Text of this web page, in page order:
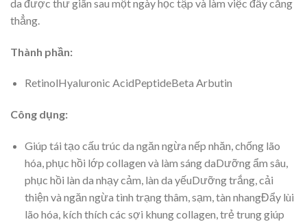
da được thư giãn sau một ngày học tập và làm việc đầy căng
thẳng.
Thành phần:
RetinolHyaluronic AcidPeptideBeta Arbutin
Công dụng:
Giúp tái tạo cấu trúc da ngăn ngừa nếp nhăn, chống lão
hóa, phục hồi lớp collagen và làm sáng daDưỡng ẩm sâu,
phục hồi làn da nhạy cảm, làn da yếuDưỡng trắng, cải
thiện và ngăn ngừa tình trạng thâm, sạm, tàn nhangĐẩy lùi
lão hóa, kích thích các sợi khung collagen, trẻ trung giúp